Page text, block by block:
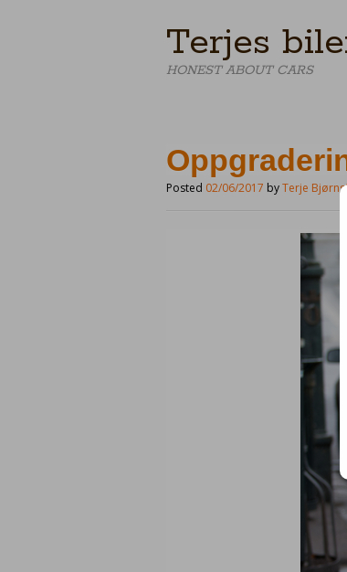
Terjes
HONEST ABOUT CARS
Posted 02/06/2017 byTerje